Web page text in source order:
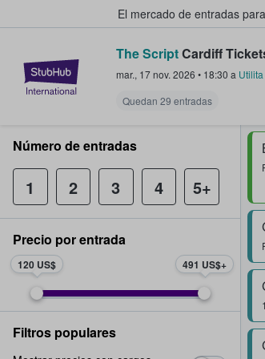
El mercado de entradas
StubHub: compra y
The ScriptCardiff
mar., 17 nov. 2026 • 18:30 a
Quedan 29 entradas
Número de entradas
1 2 3 4 5+
Precio por entrada
120 US$ 491 US$
Filtros populares